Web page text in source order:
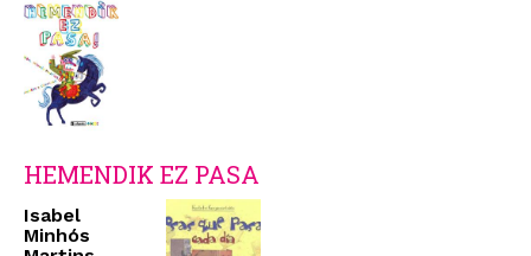
HEMENDIK EZ PASA
Isabel
Minhós